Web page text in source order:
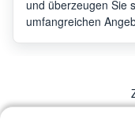
und überzeugen Sie
umfangreichen